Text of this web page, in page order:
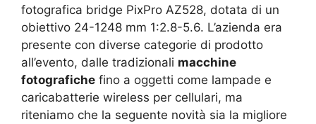
fotografica bridge PixPro AZ528, dotata di un
obiettivo 24-1248 mm 1:2.8-5.6. L’azienda era
presente con diverse categorie di prodotto
all’evento, dalle tradizionali macchine
fotografiche fino a oggetti come lampade e
caricabatterie wireless per cellulari, ma
riteniamo che la seguente novità sia la migliore